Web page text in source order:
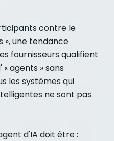
contre le
», une tendance
fournisseurs qualifient
agents » sans
les systèmes qui
ne sont pas
d'IA doit être :